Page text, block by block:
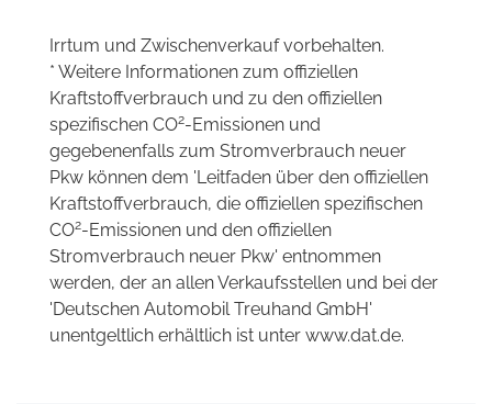
Irrtum und Zwischenverkauf vorbehalten.
* Weitere Informationen zum offiziellen
Kraftstoffverbrauch und zu den offiziellen
spezifischen CO2-Emissionen und
gegebenenfalls zum Stromverbrauch neuer
Pkw können dem 'Leitfaden über den offiziellen
Kraftstoffverbrauch, die offiziellen spezifischen
CO2-Emissionen und den offiziellen
Stromverbrauch neuer Pkw' entnommen
werden, der an allen Verkaufsstellen und bei der
'Deutschen Automobil Treuhand GmbH'
unentgeltlich erhältlich ist unter www.dat.de.